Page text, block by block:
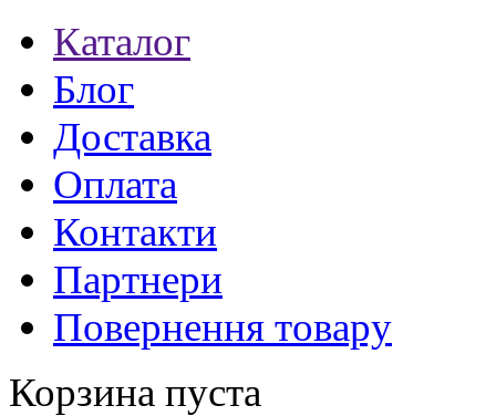
Каталог
Блог
Доставка
Оплата
Контакти
Партнери
Повернення товару
Корзина пуста